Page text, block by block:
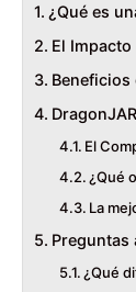
¿Qué es
El
Beneficios
El
¿Qué
La
Preguntas
¿Qué